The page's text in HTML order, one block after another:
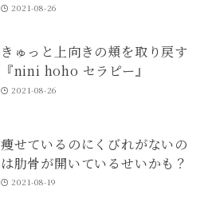
2021-08-26
きゅっと上向きの頬を取り戻す
『nini hoho セラピー』
2021-08-26
痩せているのにくびれがないの
は肋骨が開いているせいかも？
2021-08-19